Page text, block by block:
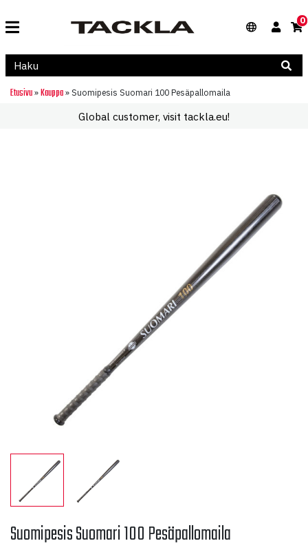
0
Etusivu » Kauppa » Suomipesis Suomari 100 Pesäpallomaila
Global customer, visit tackla.eu!
Suomipesis Suomari 100 Pesäpallomaila